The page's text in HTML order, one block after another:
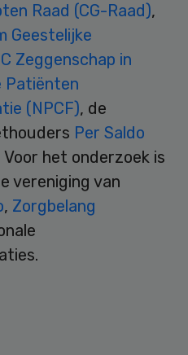
Raad (CG-Raad),
Geestelijke
Zeggenschap in
Patiënten
(NPCF), de
Per Saldo
Voor het onderzoek is
vereniging van
, Zorgbelang